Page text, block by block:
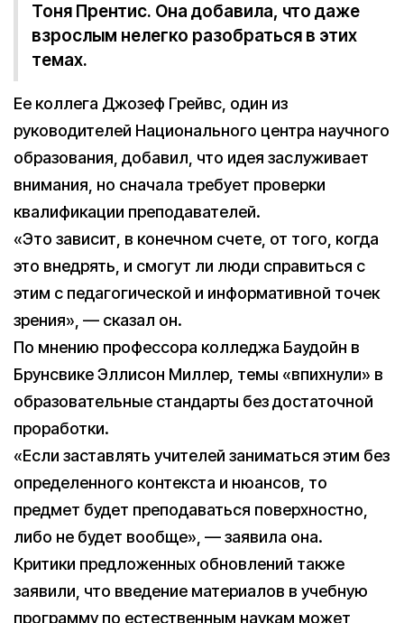
Тоня Прентис. Она добавила, что даже
взрослым нелегко разобраться в этих
темах.
Ее коллега Джозеф Грейвс, один из
руководителей Национального центра научного
образования, добавил, что идея заслуживает
внимания, но сначала требует проверки
квалификации преподавателей.
«Это зависит, в конечном счете, от того, когда
это внедрять, и смогут ли люди справиться с
этим с педагогической и информативной точек
зрения», — сказал он.
По мнению профессора колледжа Баудойн в
Брунсвике Эллисон Миллер, темы «впихнули» в
образовательные стандарты без достаточной
проработки.
«Если заставлять учителей заниматься этим без
определенного контекста и нюансов, то
предмет будет преподаваться поверхностно,
либо не будет вообще», — заявила она.
Критики предложенных обновлений также
заявили, что введение материалов в учебную
программу по естественным наукам может